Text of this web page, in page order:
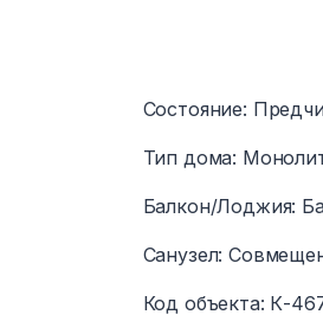
Состояние:
Тип дома:
Балкон/Лоджия:
Санузел:
Код объекта: К-